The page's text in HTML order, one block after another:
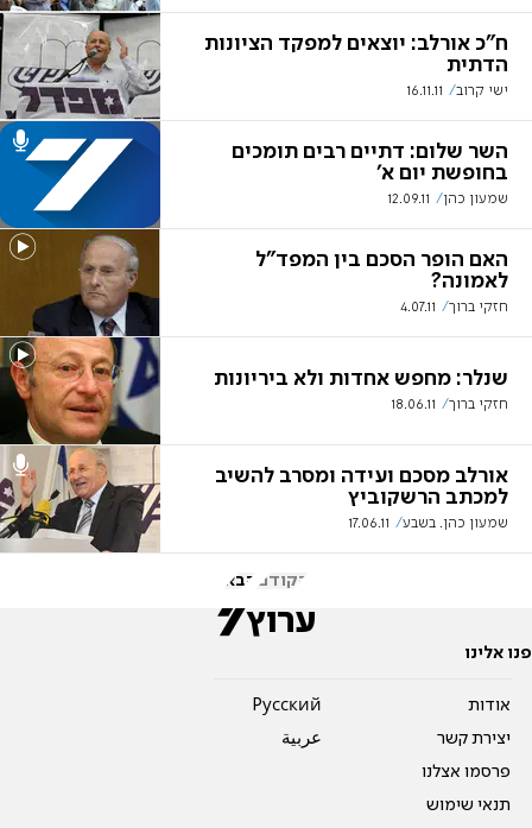
ח"כ אורלב: יוצאים למפקד הציונות
הדתית
ישי קרוב 16.11.11
השר שלום: דתיים רבים תומכים
בחופשת יום א'
שמעון כהן 12.09.11
האם הופר הסכם בין המפד"ל
לאמונה?
חזקי ברוך 4.07.11
שנלר: מחפש אחדות ולא ביריונות
חזקי ברוך 18.06.11
אורלב מסכם ועידה ומסרב להשיב
למכתב הרשקוביץ
שמעון כהן. בשבע 17.06.11
הקודם הבא
פנו אלינו
אודות
יצירת קשר
פרסמו אצלנו
תנאי שימוש
Pусский
عربية